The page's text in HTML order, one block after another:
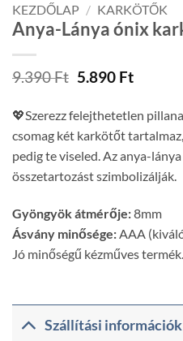
KEZDŐLAP / KARKÖTŐK
Anya-Lánya ónix
9.390Ft Original
was:
9.390 Ft.
5.890 FtCurrent
5.890
💖Szerezz felejthetetlen
csomag két karkötőt
pedig te viseled. Az anya-
összetartozást szimbolizálják.
Gyöngyök átmérője:8mm
Ásvány minősége: AAA
Jó minőségű kézműves termék.
Szállítási információk